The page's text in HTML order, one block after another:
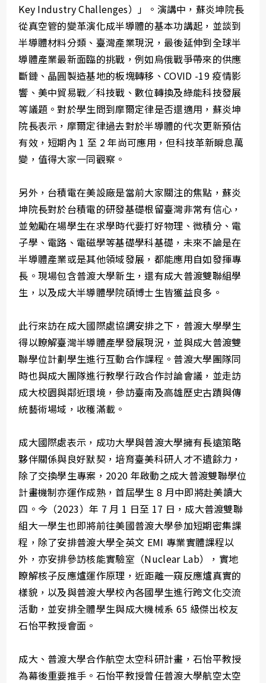
Key Industry Challenges）」。演講中，蘇炎坤院長
從真空管的變革演化成半導體的基本功講起，並談到
半導體材料分類、臺灣產業現況，最後延伸到全球半
導體產業最新面臨的挑戰，例如烏俄戰爭帶來的供應
斷鏈、晶圓製造基地的板塊轉移、COVID -19 疫情影
響、美中貿易戰／科技戰、數位轉換及綠能科技發展
等議題。對於學生問到摩爾定律是否還適用，蘇炎坤
院長表示，摩爾定律過去對於半導體的代次更新預估
有效，短期內 1 至 2 年尚可應用，但科技革新瞬息萬
變，值得大家一同觀察。
另外，台積電在美設廠是當前大家關注的焦點，蘇炎
坤院長對於台積電的研發基礎根留臺灣非常有信心，
並勉勵在場學生在求學時代要打好物理、微積分、電
子學、電路、電磁學等基礎學科基礎，未來不論是在
半導體產業或是其他領域發展，都能應用自如發揮專
長。現場包含普渡大學新生，還有成大普渡雙聯組學
生，以及成大半導體學院碩博士生皆獲益良多。
此行來訪在成大國際處協調安排之下，普渡大學學生
得以瞭解臺灣半導體產學發展現況，並與成大普渡雙
聯學位計劃學生進行互動合作課程。普渡大學團隊同
時也與成大團隊進行教學行政合作討論會議，並走訪
成大校園與鄰近環境，參訪臺南及高雄歷史古蹟與傳
統藝術場域，收穫滿載。
成大國際處表示，成功大學與普渡大學擁有長遠策略
夥伴關係與良好默契，培育臺美科研人才不遺餘力，
除了交換學生專案，2020 年啟動之成大普渡雙聯學位
計畫機制亦運作成熟，首屆學生 8 月中即將赴美讀大
四。今（2023）年 7 月 1 日至 17 日，成大普渡雙聯
組大一學生也即將前往美國普渡大學參加短期密集課
程，除了安排普渡大學全英文 EMI 專業實體課程以
外，亦安排參訪核能實驗室（Nuclear Lab），實地
瞭解核子反應爐運作原理，近距離一窺反應爐真實的
樣貌，以及與普渡大學校內各國學生進行跨文化交流
活動，並安排全體學生與成大機械系 65 級傑出校友
石怡平教授會面。
成大、普渡大學合作航空太空科研計畫，石怡平教授
為幕後重要推手。石怡平教授曾任普渡大學航空太空